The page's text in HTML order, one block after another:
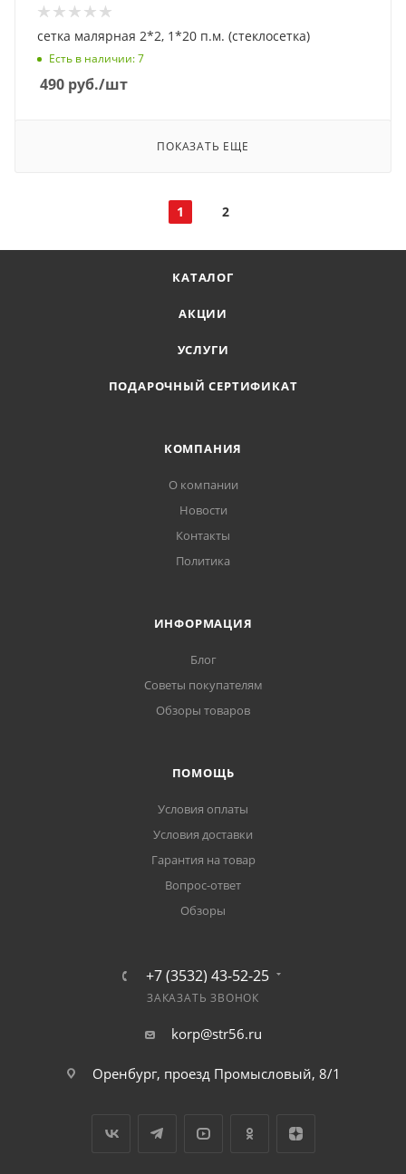
сетка малярная 2*2, 1*20 п.м. (стеклосетка)
Есть в наличии: 7
490 руб./шт
ПОКАЗАТЬ ЕЩЕ
1 2
КАТАЛОГ
АКЦИИ
УСЛУГИ
ПОДАРОЧНЫЙ СЕРТИФИКАТ
КОМПАНИЯ
О компании
Новости
Контакты
Политика
ИНФОРМАЦИЯ
Блог
Советы покупателям
Обзоры товаров
ПОМОЩЬ
Условия оплаты
Условия доставки
Гарантия на товар
Вопрос-ответ
Обзоры
+7 (3532) 43-52-25
ЗАКАЗАТЬ ЗВОНОК
korp@str56.ru
Оренбург, проезд Промысловый, 8/1